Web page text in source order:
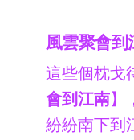
風雲聚會到
這些個枕戈
會到江南】
紛紛南下到